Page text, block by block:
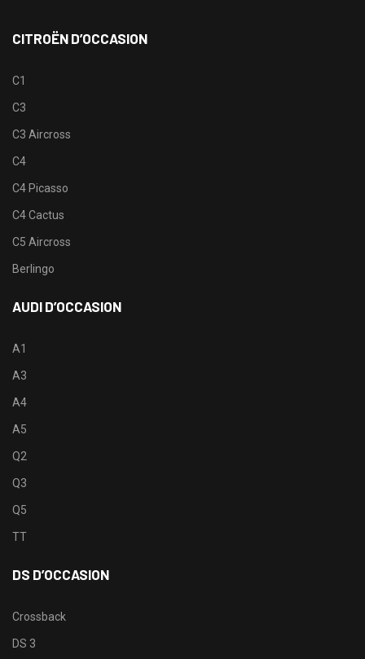
CITROËN D’OCCASION
C1
C3
C3 Aircross
C4
C4 Picasso
C4 Cactus
C5 Aircross
Berlingo
AUDI D’OCCASION
A1
A3
A4
A5
Q2
Q3
Q5
TT
DS D’OCCASION
Crossback
DS 3